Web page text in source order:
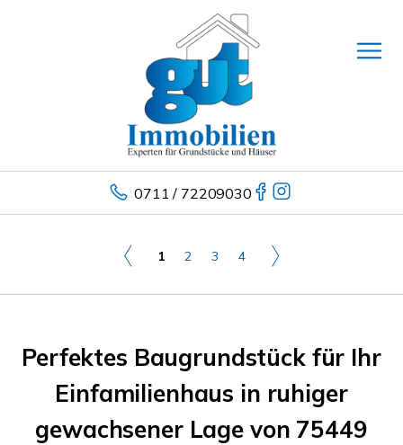
0711 / 72209030
1 2 3 4
Perfektes Baugrundstück für Ihr
Einfamilienhaus in ruhiger
gewachsener Lage von 75449